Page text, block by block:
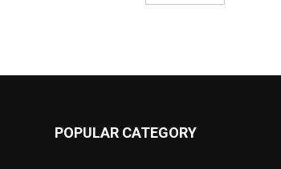
POPULAR CATEGORY